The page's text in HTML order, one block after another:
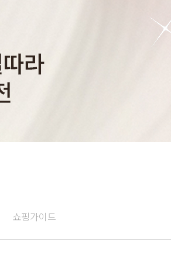
쇼핑가이드